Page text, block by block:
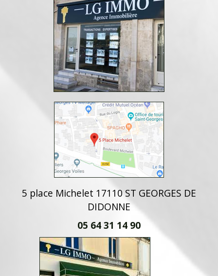
5 place Michelet 17110 ST GEORGES DE
DIDONNE
05 64 31 14 90